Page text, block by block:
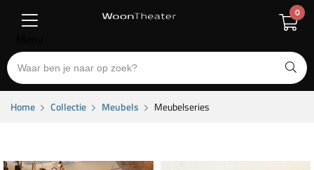
0
Home Collectie Meubels Meubelseries